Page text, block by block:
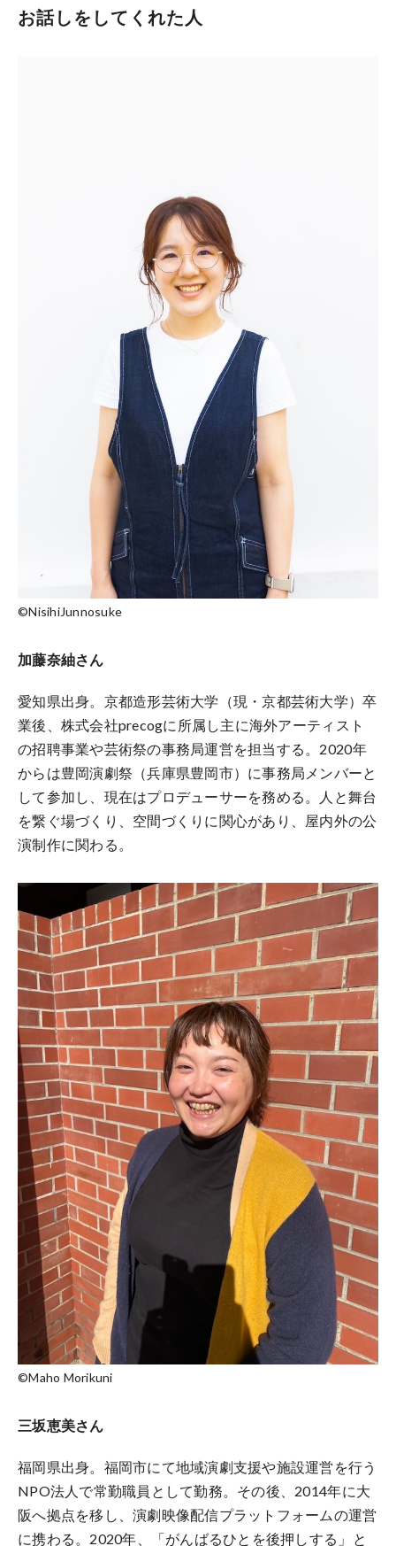
お話しをしてくれた人
©NisihiJunnosuke
加藤奈紬さん
愛知県出身。京都造形芸術大学（現・京都芸術大学）卒
業後、株式会社precogに所属し主に海外アーティスト
の招聘事業や芸術祭の事務局運営を担当する。2020年
からは豊岡演劇祭（兵庫県豊岡市）に事務局メンバーと
して参加し、現在はプロデューサーを務める。人と舞台
を繋ぐ場づくり、空間づくりに関心があり、屋内外の公
演制作に関わる。
©Maho Morikuni
三坂恵美さん
福岡県出身。福岡市にて地域演劇支援や施設運営を行う
NPO法人で常勤職員として勤務。その後、2014年に大
阪へ拠点を移し、演劇映像配信プラットフォームの運営
に携わる。2020年、「がんばるひとを後押しする」と